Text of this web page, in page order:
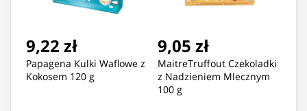
9,22 zł
Papagena Kulki Waflowe z
Kokosem 120 g
9,05 zł
MaitreTruffout Czekoladki
z Nadzieniem Mlecznym
100 g